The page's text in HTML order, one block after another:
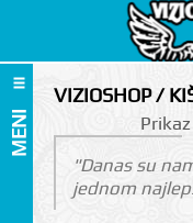
MENI
VIZIOSHOP /
"Danas su
jednom